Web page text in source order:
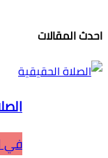
احدث المقالات
في